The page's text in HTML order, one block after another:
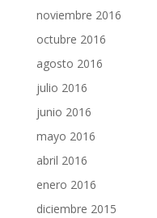
noviembre 2016
octubre 2016
agosto 2016
julio 2016
junio 2016
mayo 2016
abril 2016
enero 2016
diciembre 2015